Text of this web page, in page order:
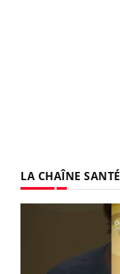
LA CHAÎNE SANTÉ